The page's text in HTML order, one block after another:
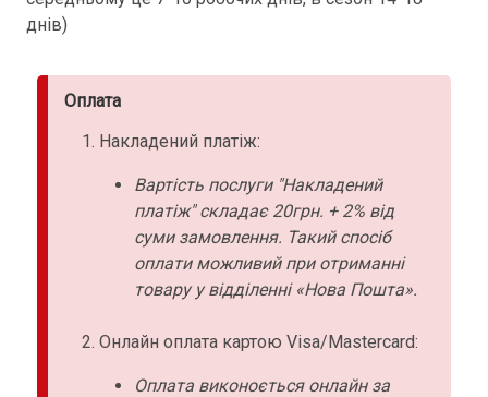
днів)
Оплата
Накладений платіж:
Вартість послуги "Накладений
платіж" складає 20грн. + 2% від
суми замовлення. Такий спосіб
оплати можливий при отриманні
товару у відділенні «Нова Пошта».
Онлайн оплата картою Visa/Mastercard:
Оплата виконоється онлайн за